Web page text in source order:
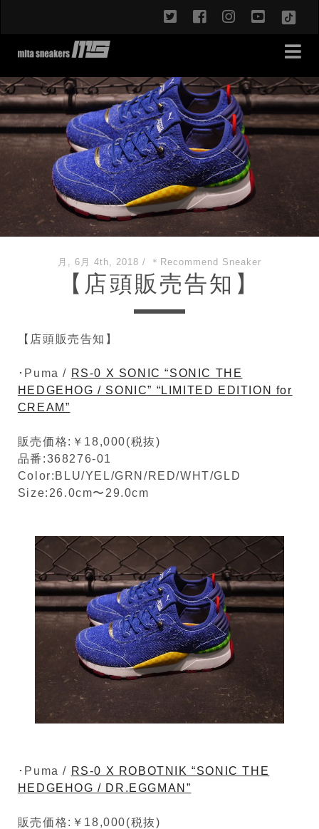
twitterfacebookinstagram
月, 6月 4th, 2018 / ＊Recommend Sneaker
【店頭販売告知】
【店頭販売告知】
･Puma / RS-0 X SONIC “SONIC THE
HEDGEHOG / SONIC” “LIMITED EDITION for
CREAM”
販売価格:￥18,000(税抜)
品番:368276-01
Color:BLU/YEL/GRN/RED/WHT/GLD
Size:26.0cm〜29.0cm
･Puma / RS-0 X ROBOTNIK “SONIC THE
HEDGEHOG / DR.EGGMAN”
販売価格:￥18,000(税抜)